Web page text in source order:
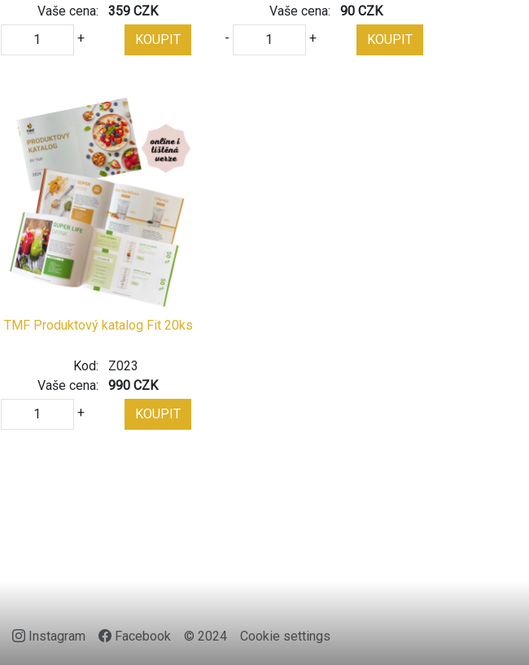
Vaše cena:
359 CZK
+ KOUPIT
Vaše cena:
90 CZK
-
+ KOUPIT
TMF Produktový katalog Fit 20ks
Kod:
Z023
Vaše cena:
990 CZK
+ KOUPIT
Instagram Facebook © 2024 Cookie settings